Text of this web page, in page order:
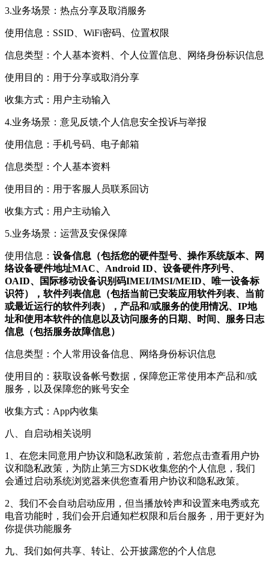
3.业务场景：热点分享及取消服务
使用信息：SSID、WiFi密码、位置权限
信息类型：个人基本资料、个人位置信息、网络身份标识信息
使用目的：用于分享或取消分享
收集方式：用户主动输入
4.业务场景：意见反馈,个人信息安全投诉与举报
使用信息：手机号码、电子邮箱
信息类型：个人基本资料
使用目的：用于客服人员联系回访
收集方式：用户主动输入
5.业务场景：运营及安保保障
使用信息： 设备信息（包括您的硬件型号、操作系统版本、网
络设备硬件地址MAC、Android ID、设备硬件序列号、
OAID、国际移动设备识别码IMEI/IMSI/MEID、唯一设备标
识符），软件列表信息（包括当前已安装应用软件列表、当前
或最近运行的软件列表），产品和/或服务的使用情况、IP地
址和使用本软件的信息以及访问服务的日期、时间、服务日志
信息（包括服务故障信息）
信息类型：个人常用设备信息、网络身份标识信息
使用目的：获取设备帐号数据，保障您正常使用本产品和/或
服务，以及保障您的账号安全
收集方式：App内收集
八、自启动相关说明
1、在您未同意用户协议和隐私政策前，若您点击查看用户协
议和隐私政策，为防止第三方SDK收集您的个人信息，我们
会通过启动系统浏览器来供您查看用户协议和隐私政策。
2、我们不会自动启动应用，但当播放铃声和设置来电秀或充
电音功能时，我们会开启通知栏权限和后台服务，用于更好为
你提供功能服务
九、我们如何共享、转让、公开披露您的个人信息